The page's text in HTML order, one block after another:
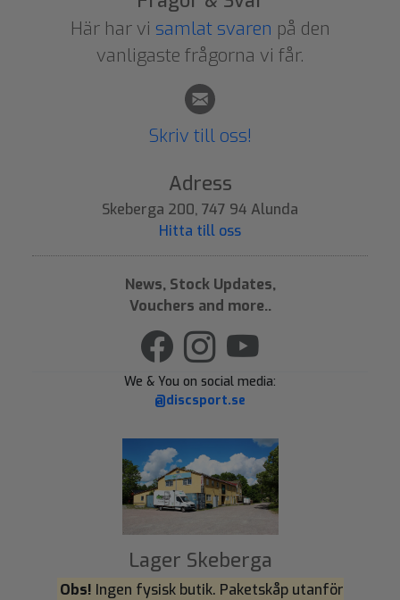
Här har vi samlat svaren på den
vanligaste frågorna vi får.
Skriv till oss!
Adress
Skeberga 200, 747 94 Alunda
Hitta till oss
News, Stock Updates,
Vouchers and more..
We & You on social media:
@discsport.se
Lager Skeberga
Obs! Ingen fysisk butik. Paketskåp utanför